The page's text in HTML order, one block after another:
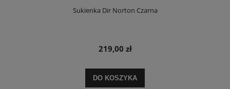
Sukienka Dir Norton Czarna
219,00 zł
DO KOSZYKA